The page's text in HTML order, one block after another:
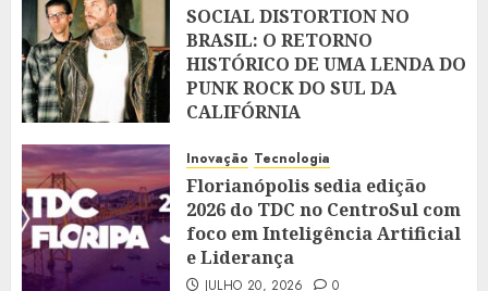
SOCIAL DISTORTION NO
BRASIL: O RETORNO
HISTÓRICO DE UMA LENDA DO
PUNK ROCK DO SUL DA
CALIFÓRNIA
Inovação Tecnologia
Florianópolis sedia edição
2026 do TDC no CentroSul com
foco em Inteligência Artificial
e Liderança
JULHO 20, 2026 0